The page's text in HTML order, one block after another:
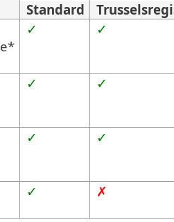
Standard
✓ ✓
✓ ✓
✓ ✓
✓ ✗